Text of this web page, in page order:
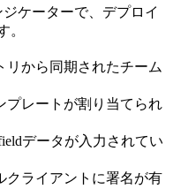
ケーターで、デプロイ
。
リから同期されたチーム
プレートが割り当てられ
データが入力されてい
クライアントに署名が有